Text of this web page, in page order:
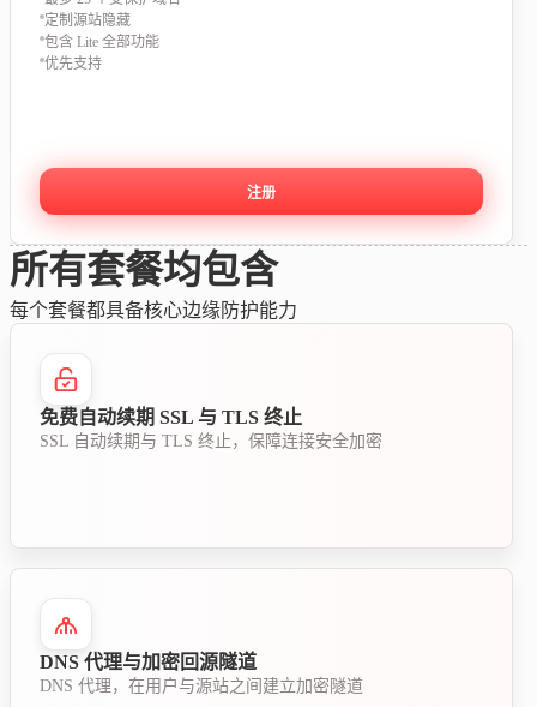
定制源站隐藏
包含 Lite 全部功能
优先支持
注册
所有套餐均包含
每个套餐都具备核心边缘防护能力
免费自动续期 SSL 与 TLS 终止
SSL 自动续期与 TLS 终止，保障连接安全加密
DNS 代理与加密回源隧道
DNS 代理，在用户与源站之间建立加密隧道